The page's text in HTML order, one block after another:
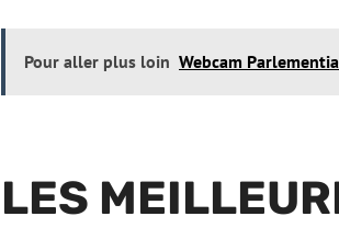
Pour aller plus loin Webcam
LES